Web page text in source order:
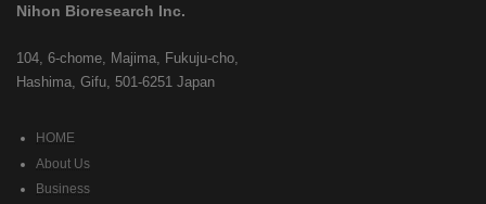
Nihon Bioresearch Inc.
104, 6-chome, Majima, Fukuju-cho,
Hashima, Gifu, 501-6251 Japan
HOME
About Us
Business